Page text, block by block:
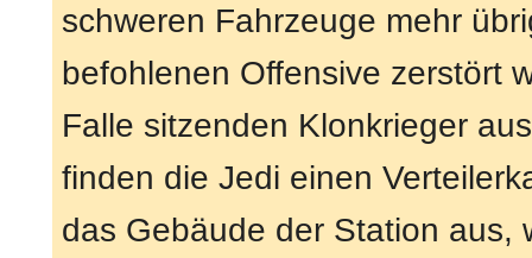
schweren Fahrzeuge mehr
befohlenen Offensive zerstört
Falle sitzenden Klonkrieger
finden die Jedi einen
das Gebäude der Station aus,